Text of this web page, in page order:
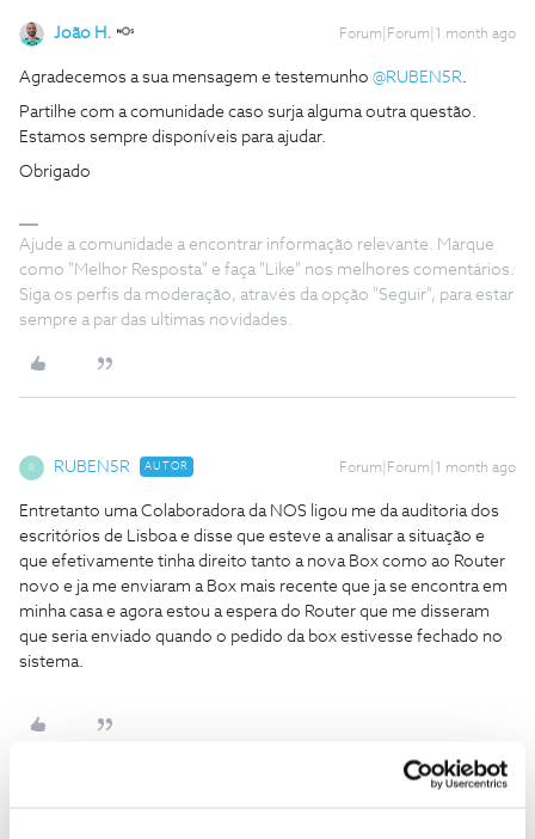
João H. Forum|Forum|1 month ago
Agradecemos a sua mensagem e testemunho ​ @RUBEN5R.
Partilhe com a comunidade caso surja alguma outra questão.
Estamos sempre disponíveis para ajudar.
Obrigado
Ajude a comunidade a encontrar informação relevante. Marque
como "Melhor Resposta" e faça "Like" nos melhores comentários.
Siga os perfis da moderação, através da opção "Seguir", para estar
sempre a par das ultimas novidades.
R RUBEN5R AUTOR Forum|Forum|1 month ago
Entretanto uma Colaboradora da NOS ligou me da auditoria dos
escritórios de Lisboa e disse que esteve a analisar a situação e
que efetivamente tinha direito tanto a nova Box como ao Router
novo e ja me enviaram a Box mais recente que ja se encontra em
minha casa e agora estou a espera do Router que me disseram
que seria enviado quando o pedido da box estivesse fechado no
sistema.